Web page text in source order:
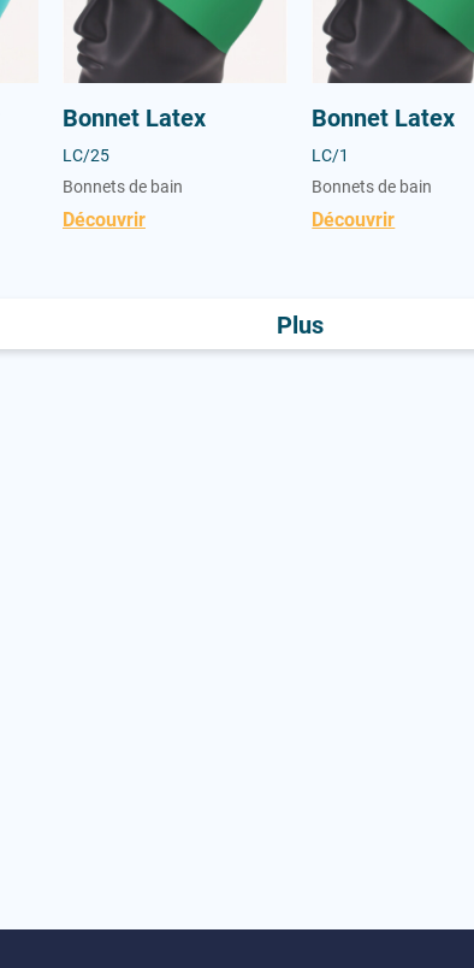
Bonnet Latex
LC/25
Bonnets de bain
Découvrir
Bonnet Latex
LC/1
Bonnets de bain
Découvrir
Plus